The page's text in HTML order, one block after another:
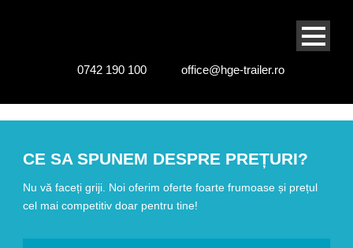
0742 190 100 office@hge-trailer.ro
CE SA SPUNEM DESPRE PREȚURI?
Nu vă faceți griji. Noi oferim oferte foarte frumoase și prețul
cel mai competitiv doar pentru tine!